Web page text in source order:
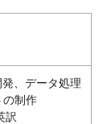
、データ処理
の制作
訳